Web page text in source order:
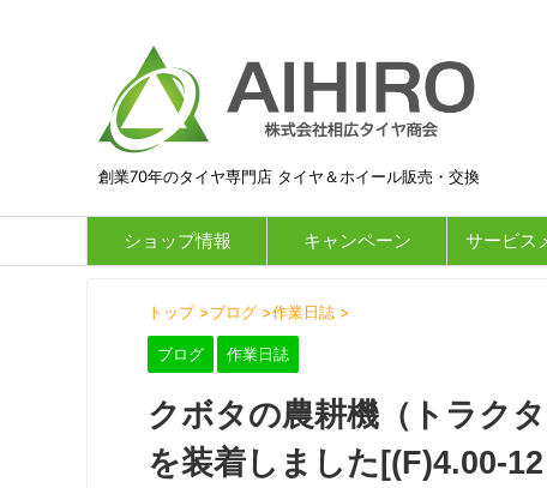
創業70年のタイヤ専門店 タイヤ＆ホイール販売・交換
ショップ情報 キャンペーン サービス
トップ >ブログ >作業日誌 >
ブログ 作業日誌
クボタの農耕機（トラク
を装着しました[(F)4.00-